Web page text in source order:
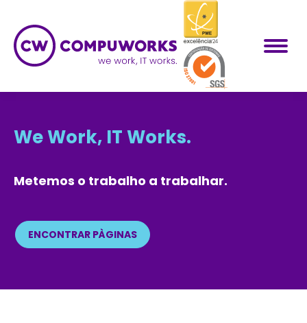
We Work, IT Works.
Metemos o trabalho a trabalhar.
ENCONTRAR PÀGINAS